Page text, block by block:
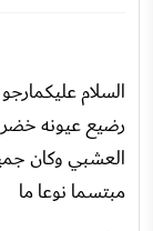
السلام
رضيع عيونه
العشبي وكان
مبتسما نوعا ما